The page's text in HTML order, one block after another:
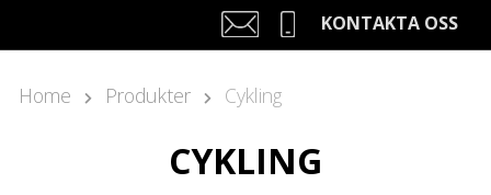
KONTAKTA OSS
Pär Olofsson
Country Manager Sweden
+46 702023739
Home Produkter Cykling
CYKLING